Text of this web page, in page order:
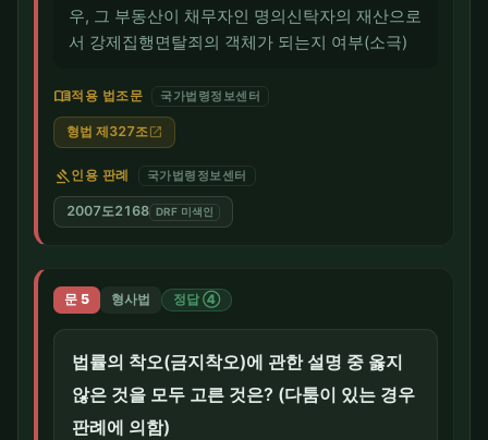
우, 그 부동산이 채무자인 명의신탁자의 재산으로
서 강제집행면탈죄의 객체가 되는지 여부(소극)
menu_book적용 법조문 국가법령정보센터
형법 제327조 open_in_new
gavel인용 판례 국가법령정보센터
2007도2168 DRF 미색인
문 5 형사법 정답 ④
법률의 착오(금지착오)에 관한 설명 중 옳지
않은 것을 모두 고른 것은? (다툼이 있는 경우
판례에 의함)